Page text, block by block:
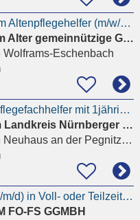
Auszubildender zum Altenpflegehelfer (m/w/d) für 2027
Liebenau Leben im Alter gemeinnützige GmbH Haus der Pflege St. Katharina
Eschenbach
Pflegehelfer oder Pflegefachhelfer mit 1jähriger Ausbildung (m/w/d)
Caritasverband im Landkreis Nürnberger Land e. V.
an der Pegnitz, Finstermühle
Pflegefachhelfer (w/m/d) in Voll- oder Teilzeit - ambulant oder stationär
FO-FS GGMBH